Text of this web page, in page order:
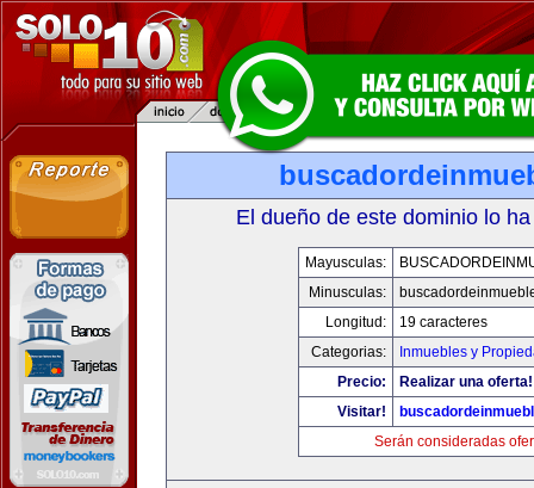
El dueño de este dominio lo
Mayusculas:
Minusculas:
Longitud:
19 caracteres
Categorias:
Inmuebles y
Precio:
Realizar una oferta!
Visitar!
Serán consideradas